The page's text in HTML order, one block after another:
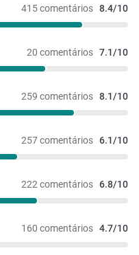
415 comentários 8.4/10
20 comentários 7.1/10
259 comentários 8.1/10
257 comentários 6.1/10
222 comentários 6.8/10
160 comentários 4.7/10